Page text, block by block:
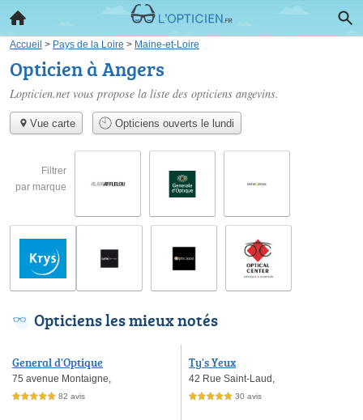
Accueil > Pays de la Loire > Maine-et-Loire
Opticien à Angers
Lopticien.net vous propose la liste des opticiens angevins.
Vue carte Opticiens ouverts le lundi
Filtrer
par marque
Opticiens les mieux notés
General d'Optique
75 avenue Montaigne,
5,0 étoiles sur 5 82 avis
Ty's Yeux
42 Rue Saint-Laud,
5,0 étoiles sur 5 30 avis